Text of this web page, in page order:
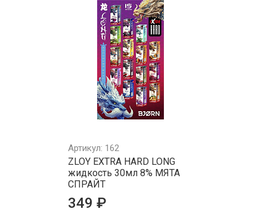
Артикул: 162
ZLOY EXTRA HARD LONG
жидкость 30мл 8% МЯТА
СПРАЙТ
349 ₽